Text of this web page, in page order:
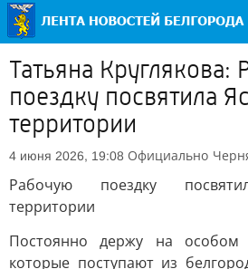
Татьяна Круглякова:
поездку посвятила
территории
4 июня 2026, 19:08 Официально
Рабочую поездку
территории
Постоянно держу на особом
которые поступают из